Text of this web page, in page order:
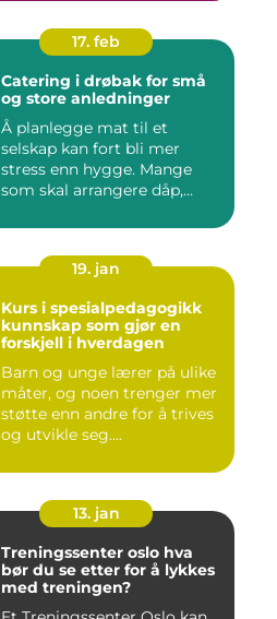
17. feb
Catering i drøbak for små
og store anledninger
Å planlegge mat til et
selskap kan fort bli mer
stress enn hygge. Mange
som skal arrangere dåp,
19. jan
Kurs i spesialpedagogikk
kunnskap som gjør en
forskjell i hverdagen
Barn og unge lærer på ulike
måter, og noen trenger mer
støtte enn andre for å trives
og utvikle seg....
13. jan
Treningssenter oslo hva
bør du se etter for å lykkes
med treningen?